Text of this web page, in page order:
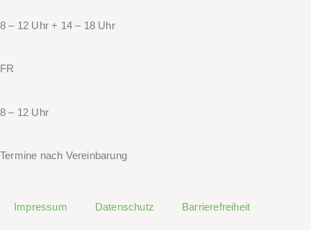
8 – 12 Uhr + 14 – 18 Uhr
FR
8 – 12 Uhr
Termine nach Vereinbarung
Impressum Datenschutz Barrierefreiheit